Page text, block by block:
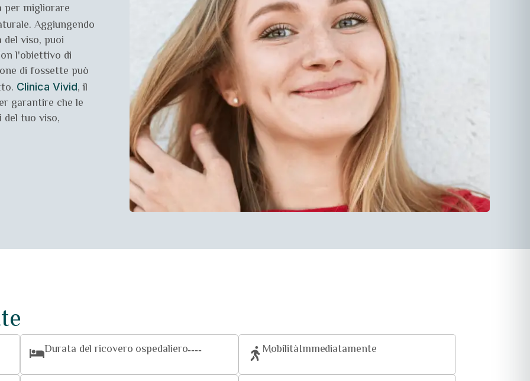
per migliorare
Aggiungendo
viso, puoi
l'obiettivo di
di fossette può
Clinica Vivid, il
garantire che le
tuo viso,
Durata del ricovero ospedaliero---- MobilitàImmediatamente